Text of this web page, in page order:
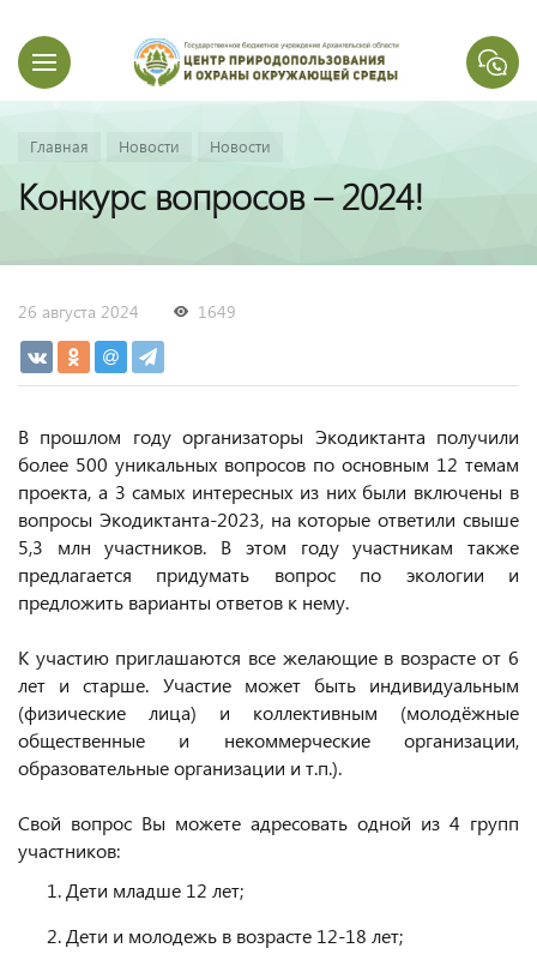
Главная Новости Новости
Конкурс вопросов – 2024!
26 августа 2024 1649
В прошлом году организаторы Экодиктанта получили
более 500 уникальных вопросов по основным 12 темам
проекта, а 3 самых интересных из них были включены в
вопросы Экодиктанта-2023, на которые ответили свыше
5,3 млн участников. В этом году участникам также
предлагается придумать вопрос по экологии и
предложить варианты ответов к нему.
К участию приглашаются все желающие в возрасте от 6
лет и старше. Участие может быть индивидуальным
(физические лица) и коллективным (молодёжные
общественные и некоммерческие организации,
образовательные организации и т.п.).
Свой вопрос Вы можете адресовать одной из 4 групп
участников:
Дети младше 12 лет;
Дети и молодежь в возрасте 12-18 лет;